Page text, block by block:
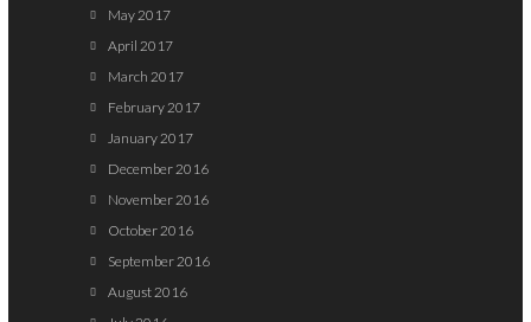
May 2017
April 2017
March 2017
February 2017
January 2017
December 2016
November 2016
October 2016
September 2016
August 2016